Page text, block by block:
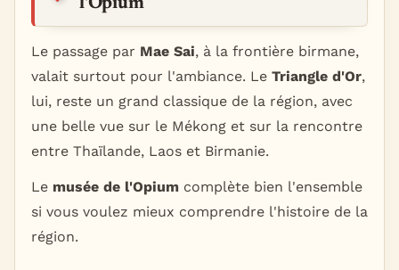
l'Opium
Le passage par Mae Sai, à la frontière birmane,
valait surtout pour l'ambiance. Le Triangle d'Or,
lui, reste un grand classique de la région, avec
une belle vue sur le Mékong et sur la rencontre
entre Thaïlande, Laos et Birmanie.
Le musée de l'Opium complète bien l'ensemble
si vous voulez mieux comprendre l'histoire de la
région.